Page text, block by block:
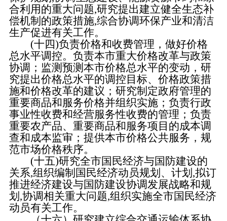
合利用的重大问题,研究提出建立健全生态补
偿机制的政策措施,综合协调环保产业和清洁
生产促进有关工作。
(十四)负责价格和收费管理，做好价格
总水平调控。负责本市重大价格改革与政策
协调；监测预测本市价格总水平的变动，研
究提出价格总水平的调控目标、价格政策措
施和价格改革的建议；研究制定政府管理的
重要商品和服务价格并组织实施；负责行政
事业性收费和经营服务性收费的管理；负责
重要农产品、重要商品和服务项目的成本调
查和成本监审；提供本市价格公共服务，规
范市场价格秩序。
(十五)研究全市国民经济与国防建设的
关系,组织编制国民经济动员规划、计划,拟订
推进经济建设与国防建设协调发展战略和规
划,协调相关重大问题,组织实施全市国民经济
动员有关工作。